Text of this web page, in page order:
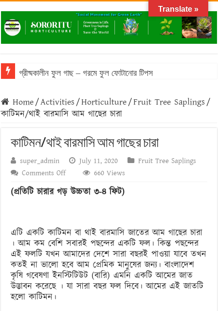
গ্রীষ্মকালীন ফুল গাছ – গরমে ফুল ফোটানোর টিপস
বাংলাদেশে জনপ্রিয় মসলা গাছের তালিকা: অগণিত স্বাদের উৎস
Home/Activities /Horticulture/Fruit Tree Saplings /
কাটিমন/থাই বারমাসি আম গাছের চারা
কাটিমন/থাই বারমাসি আম গাছের চারা
super_admin July 11, 2020
Fruit Tree Saplings
Comments Offon
কাটিমন/
থাই
গাছের
চারা
660 Views
(প্রতিটি চারার গড় উচ্চতা ৩-৪ ফিট)
এটি একটি কাটিমন বা থাই বারমাসি জাতের আম গাছের চারা
। আম কম বেশি সবারই পছন্দের একটি ফল। কিন্ত পছন্দের
এই ফলটি যখন আমাদের দেশে সারা বছরই পাওয়া যাবে তখন
কতই না ভালো হবে আম প্রেমিক মানুষের জন্য। বাংলাদেশ
কৃষি গবেষণা ইনস্টিটিউট (বারি) এমনি একটি আমের জাত
উদ্ভাবন করেছে । যা সারা বছর ফল দিবে। আমের এই জাতটি
হলো কাটিমন।
Translate »